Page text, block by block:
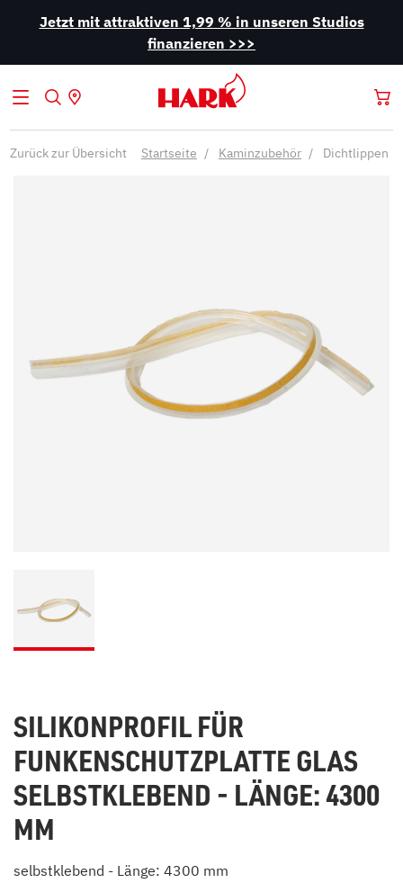
Jetzt mit attraktiven 1,99 % in unseren Studios
finanzieren >>>
Zurück zur Übersicht Startseite Kaminzubehör Dichtlippen
SILIKONPROFIL FÜR
FUNKENSCHUTZPLATTE GLAS
SELBSTKLEBEND - LÄNGE: 4300
MM
selbstklebend - Länge: 4300 mm